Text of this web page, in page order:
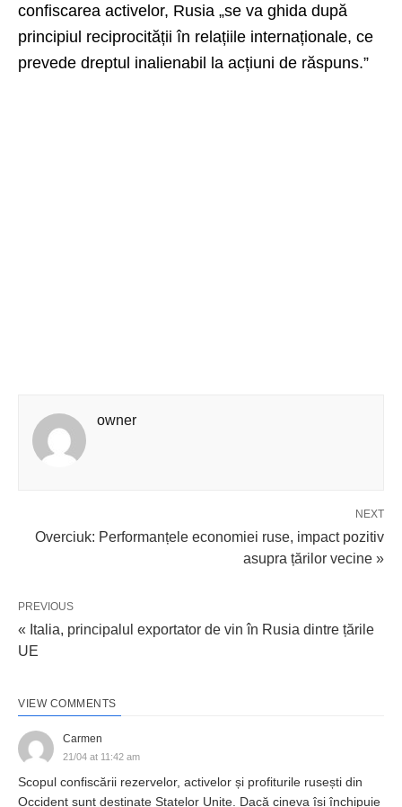
confiscarea activelor, Rusia „se va ghida după
principiul reciprocității în relațiile internaționale, ce
prevede dreptul inalienabil la acțiuni de răspuns.”
owner
NEXT
Overciuk: Performanțele economiei ruse, impact pozitiv
asupra țărilor vecine »
PREVIOUS
« Italia, principalul exportator de vin în Rusia dintre țările
UE
VIEW COMMENTS
Carmen
21/04 at 11:42 am
Scopul confiscării rezervelor, activelor și profiturile rusești din
Occident sunt destinate Statelor Unite. Dacă cineva își închipuie